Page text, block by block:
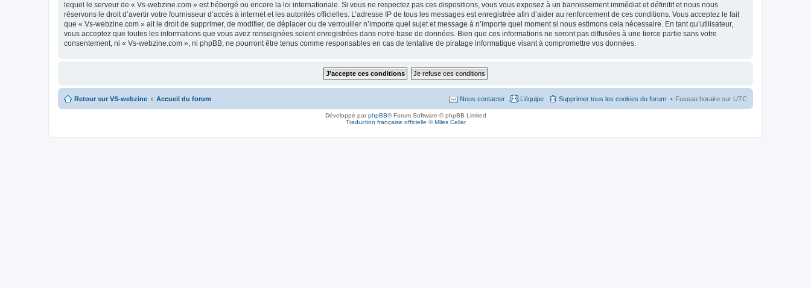
lequel le serveur de « Vs-webzine.com » est hébergé ou encore la loi internationale. Si vous ne respectez pas ces dispositions, vous vous exposez à un bannissement immédiat et définitif et nous nous
réservons le droit d’avertir votre fournisseur d’accès à internet et les autorités officielles. L’adresse IP de tous les messages est enregistrée afin d’aider au renforcement de ces conditions. Vous acceptez le fait
que « Vs-webzine.com » ait le droit de supprimer, de modifier, de déplacer ou de verrouiller n’importe quel sujet et message à n’importe quel moment si nous estimons cela nécessaire. En tant qu’utilisateur,
vous acceptez que toutes les informations que vous avez renseignées soient enregistrées dans notre base de données. Bien que ces informations ne seront pas diffusées à une tierce partie sans votre
consentement, ni « Vs-webzine.com », ni phpBB, ne pourront être tenus comme responsables en cas de tentative de piratage informatique visant à compromettre vos données.
Retour sur VS-webzine Accueil du forum Fuseau horaire sur UTC
Supprimer tous les cookies du forum
L’équipe
Nous contacter
Développé parphpBB® Forum Software © phpBB Limited
Traduction française officielle ©Miles Cellar